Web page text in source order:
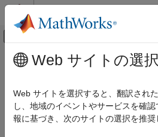
コンテンツへスキップ
オフキャンバス ナ
ドキュメンテーションのホーム
Stateflow
メインコンテンツ
検証およびコード生
テスト、デバッグ、データのログ
状態図のアニメーションを使用して
テムの動作を可視化します。ブレ
Web サイトの選択
Web サイトを選択すると、翻訳され
し、地域のイベントやサービスを確
報に基づき、次のサイトの選択を推奨